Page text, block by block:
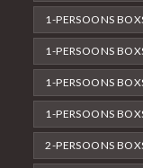
1-PERSOONS
1-PERSOONS
1-PERSOONS
1-PERSOONS
2-PERSOONS